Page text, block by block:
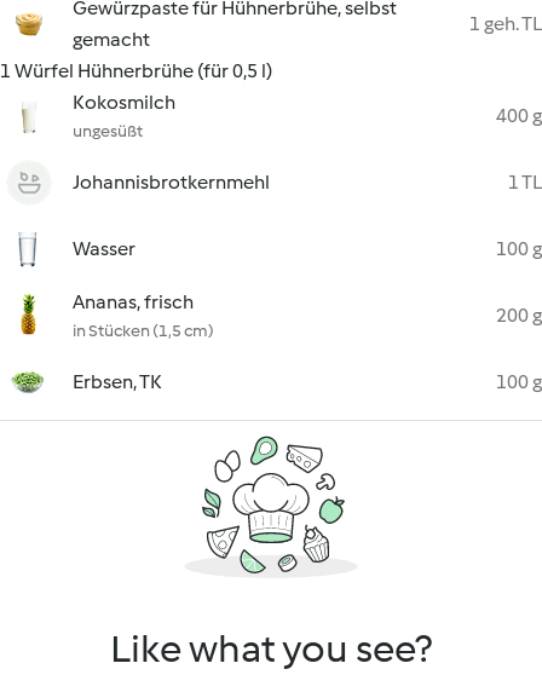
Gewürzpaste für Hühnerbrühe, selbst
gemacht
1 geh. TL
1 Würfel Hühnerbrühe (für 0,5 l)
Kokosmilch
ungesüßt
400 g
Johannisbrotkernmehl 1 TL
Wasser 100 g
Ananas, frisch
in Stücken (1,5 cm)
200 g
Erbsen, TK 100 g
Like what you see?